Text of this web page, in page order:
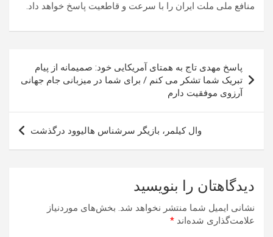
منافع ملی ملت ایران را با سرعت و قاطعیت پاسخ خواهد داد.
نوشته
پاسخ مهدی تاج به همتای آمریکایی خود: صمیمانه از پیام
تبریک شما تشکر می کنم / برای شما در میزبانی جام جهانی
آرزوی موفقیت دارم
وال کیلمر، بازیگر سرشناس هالیوود درگذشت
دیدگاهتان را بنویسید
نشانی ایمیل شما منتشر نخواهد شد. بخش‌های موردنیاز
علامت‌گذاری شده‌اند *